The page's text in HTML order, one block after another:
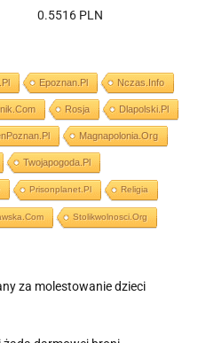
0.5516 PLN
Epoznan.pl Nczas.info
Rosja Dlapolski.pl
Magnapolonia.org
Twojapogoda.pl
Prisonplanet.pl Religia
Stolikwolnosci.org
za molestowanie dzieci